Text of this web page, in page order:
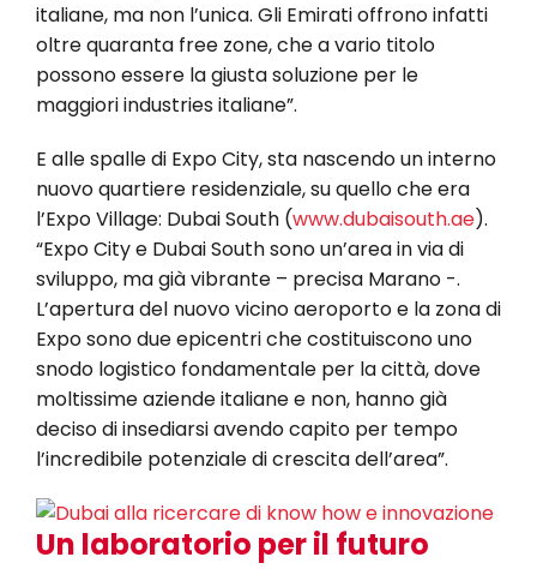
italiane, ma non l’unica. Gli Emirati offrono infatti
oltre quaranta free zone, che a vario titolo
possono essere la giusta soluzione per le
maggiori industries italiane”.
E alle spalle di Expo City, sta nascendo un interno
nuovo quartiere residenziale, su quello che era
l’Expo Village: Dubai South (www.dubaisouth.ae).
“Expo City e Dubai South sono un’area in via di
sviluppo, ma già vibrante – precisa Marano -.
L’apertura del nuovo vicino aeroporto e la zona di
Expo sono due epicentri che costituiscono uno
snodo logistico fondamentale per la città, dove
moltissime aziende italiane e non, hanno già
deciso di insediarsi avendo capito per tempo
l’incredibile potenziale di crescita dell’area”.
Un laboratorio per il futuro